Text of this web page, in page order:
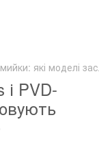
які моделі
і PVD-